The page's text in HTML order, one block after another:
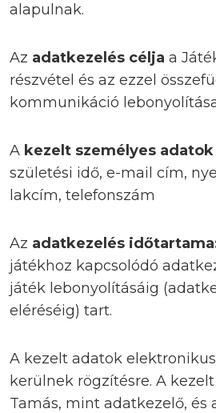
alapulnak.
Az adatkezelés célja a
részvétel és az ezzel
kommunikáció
A kezelt személyes
születési idő, e-mail cím,
lakcím, telefonszám
Az adatkezelés
játékhoz kapcsolódó
játék lebonyolításáig
eléréséig) tart.
A kezelt adatok
kerülnek rögzítésre. A
Tamás, mint adatkezelő, és